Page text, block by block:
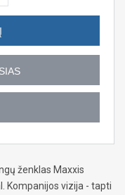
ženklas Maxxis
Kompanijos vizija - tapti